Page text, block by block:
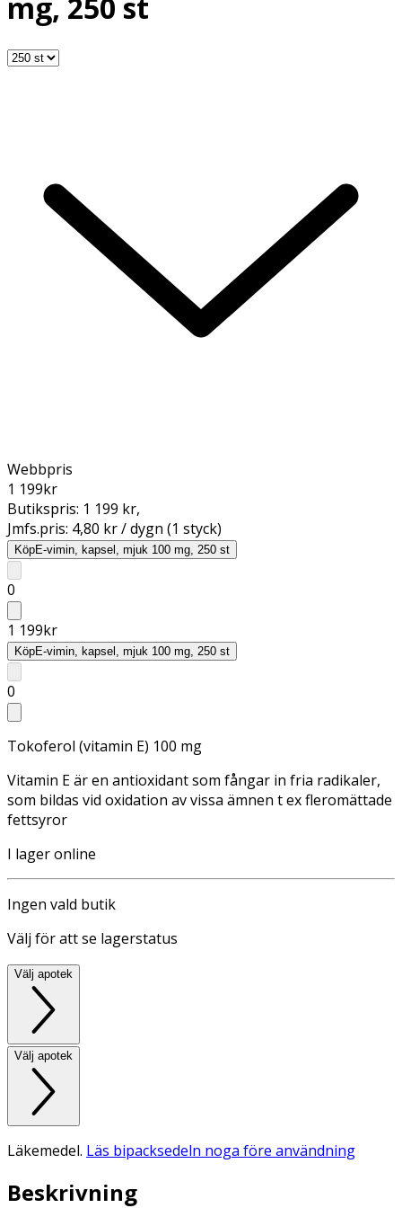
Webbpris
1 199kr
Butikspris: 1 199 kr,
Jmfs.pris: 4,80 kr / dygn (1 styck)
KöpE-vimin, kapsel, mjuk 100 mg, 250 st
0
1 199kr
KöpE-vimin, kapsel, mjuk 100 mg, 250 st
0
Tokoferol (vitamin E) 100 mg
Vitamin E är en antioxidant som fångar in fria radikaler,
som bildas vid oxidation av vissa ämnen t ex fleromättade
fettsyror
I lager online
Ingen vald butik
Välj för att se lagerstatus
Välj apotek
Välj apotek
Läkemedel. Läs bipacksedeln noga före användning
Beskrivning